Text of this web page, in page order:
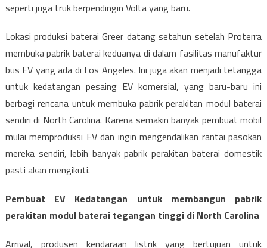
seperti juga truk berpendingin Volta yang baru.
Lokasi produksi baterai Greer datang setahun setelah Proterra
membuka pabrik baterai keduanya di dalam fasilitas manufaktur
bus EV yang ada di Los Angeles. Ini juga akan menjadi tetangga
untuk kedatangan pesaing EV komersial, yang baru-baru ini
berbagi rencana untuk membuka pabrik perakitan modul baterai
sendiri di North Carolina. Karena semakin banyak pembuat mobil
mulai memproduksi EV dan ingin mengendalikan rantai pasokan
mereka sendiri, lebih banyak pabrik perakitan baterai domestik
pasti akan mengikuti.
Pembuat EV Kedatangan untuk membangun pabrik
perakitan modul baterai tegangan tinggi di North Carolina
Arrival, produsen kendaraan listrik yang bertujuan untuk